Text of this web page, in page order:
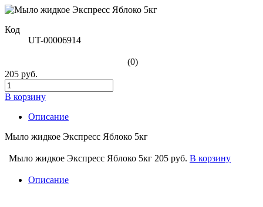
Код
UT-00006914
(0)
205 руб.
В корзину
Описание
Мыло жидкое Экспресс Яблоко 5кг
Мыло жидкое Экспресс Яблоко 5кг 205 руб. В корзину
Описание